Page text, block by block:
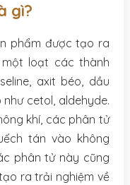
gì?
phẩm được tạo ra
loạt các thành
axit béo, dầu
cetol, aldehyde.
khí, các phân tử
tán vào không
phân tử này cũng
ra trải nghiệm về